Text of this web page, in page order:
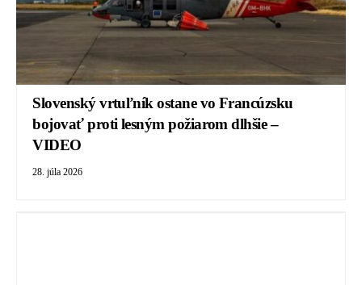
Slovenský vrtuľník ostane vo Francúzsku
bojovať proti lesným požiarom dlhšie –
VIDEO
28. júla 2026